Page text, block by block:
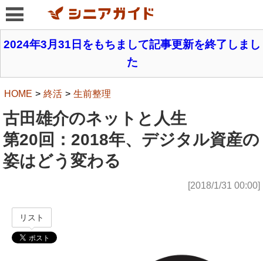
2024年3月31日をもちまして記事更新を終了しまし
た
HOME 終活 生前整理
古田雄介のネットと人生
第20回：2018年、デジタル資産の
姿はどう変わる
[2018/1/31 00:00]
リスト